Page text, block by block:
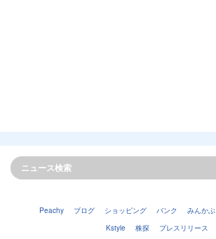
Peachy ブログ ショッピング バンク みんかぶ
Kstyle
株探 プレスリリース